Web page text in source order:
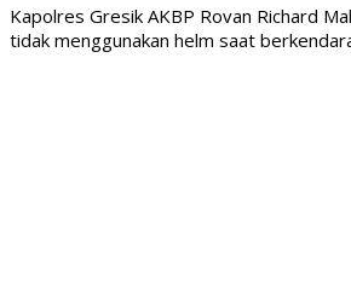
Kapolres Gresik AKBP Rovan Richard
tidak menggunakan helm saat